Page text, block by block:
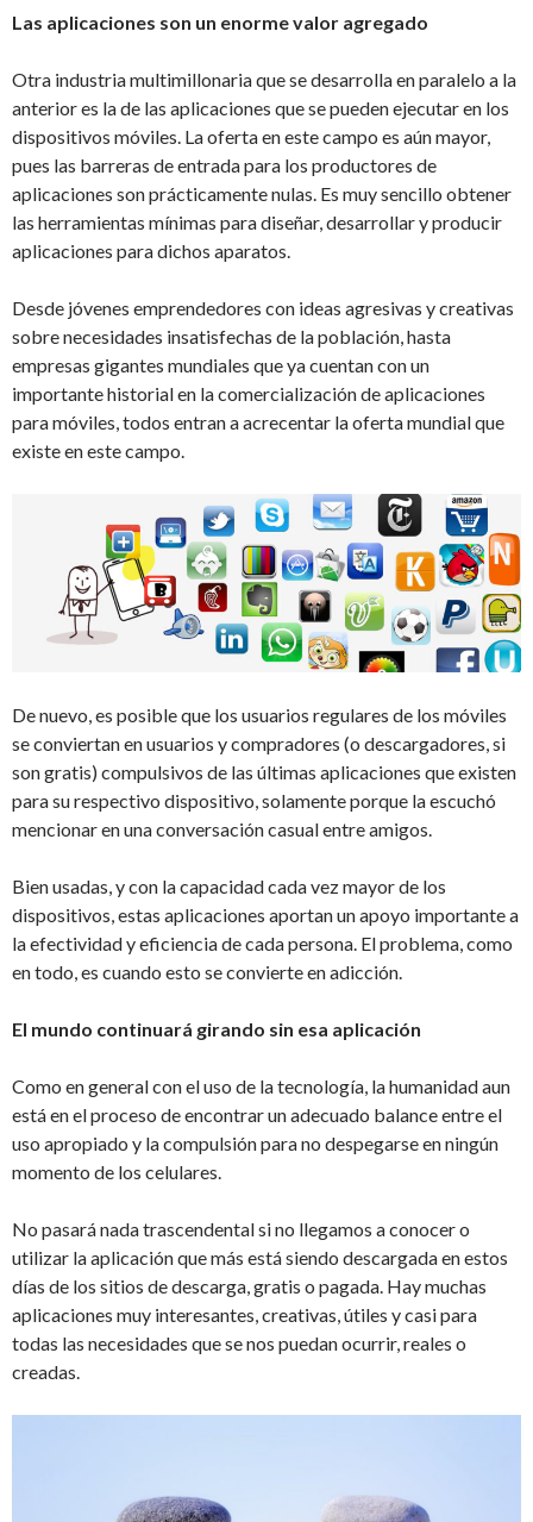
Las aplicaciones son un enorme valor agregado
Otra industria multimillonaria que se desarrolla en paralelo a la
anterior es la de las aplicaciones que se pueden ejecutar en los
dispositivos móviles. La oferta en este campo es aún mayor,
pues las barreras de entrada para los productores de
aplicaciones son prácticamente nulas. Es muy sencillo obtener
las herramientas mínimas para diseñar, desarrollar y producir
aplicaciones para dichos aparatos.
Desde jóvenes emprendedores con ideas agresivas y creativas
sobre necesidades insatisfechas de la población, hasta
empresas gigantes mundiales que ya cuentan con un
importante historial en la comercialización de aplicaciones
para móviles, todos entran a acrecentar la oferta mundial que
existe en este campo.
De nuevo, es posible que los usuarios regulares de los móviles
se conviertan en usuarios y compradores (o descargadores, si
son gratis) compulsivos de las últimas aplicaciones que existen
para su respectivo dispositivo, solamente porque la escuchó
mencionar en una conversación casual entre amigos.
Bien usadas, y con la capacidad cada vez mayor de los
dispositivos, estas aplicaciones aportan un apoyo importante a
la efectividad y eficiencia de cada persona. El problema, como
en todo, es cuando esto se convierte en adicción.
El mundo continuará girando sin esa aplicación
Como en general con el uso de la tecnología, la humanidad aun
está en el proceso de encontrar un adecuado balance entre el
uso apropiado y la compulsión para no despegarse en ningún
momento de los celulares.
No pasará nada trascendental si no llegamos a conocer o
utilizar la aplicación que más está siendo descargada en estos
días de los sitios de descarga, gratis o pagada. Hay muchas
aplicaciones muy interesantes, creativas, útiles y casi para
todas las necesidades que se nos puedan ocurrir, reales o
creadas.